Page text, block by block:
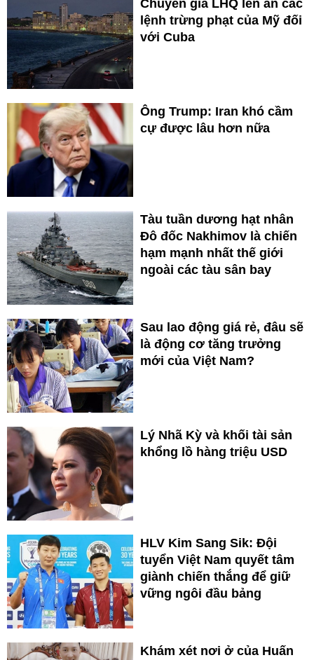
Chuyên gia LHQ lên án các
lệnh trừng phạt của Mỹ đối
với Cuba
Ông Trump: Iran khó cầm
cự được lâu hơn nữa
Tàu tuần dương hạt nhân
Đô đốc Nakhimov là chiến
hạm mạnh nhất thế giới
ngoài các tàu sân bay
Sau lao động giá rẻ, đâu sẽ
là động cơ tăng trưởng
mới của Việt Nam?
Lý Nhã Kỳ và khối tài sản
khổng lồ hàng triệu USD
HLV Kim Sang Sik: Đội
tuyển Việt Nam quyết tâm
giành chiến thắng để giữ
vững ngôi đầu bảng
Khám xét nơi ở của Huấn